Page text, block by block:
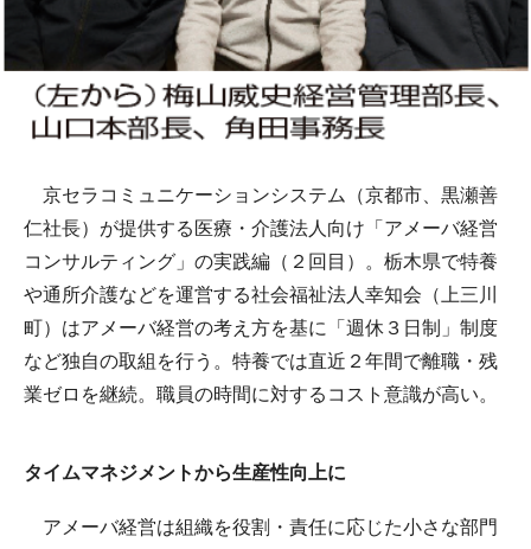
京セラコミュニケーションシステム（京都市、黒瀬善
仁社長）が提供する医療・介護法人向け「アメーバ経営
コンサルティング」の実践編（２回目）。栃木県で特養
や通所介護などを運営する社会福祉法人幸知会（上三川
町）はアメーバ経営の考え方を基に「週休３日制」制度
など独自の取組を行う。特養では直近２年間で離職・残
業ゼロを継続。職員の時間に対するコスト意識が高い。
タイムマネジメントから生産性向上に
アメーバ経営は組織を役割・責任に応じた小さな部門